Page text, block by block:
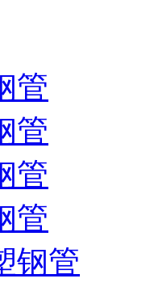
管
管
管
管
钢管